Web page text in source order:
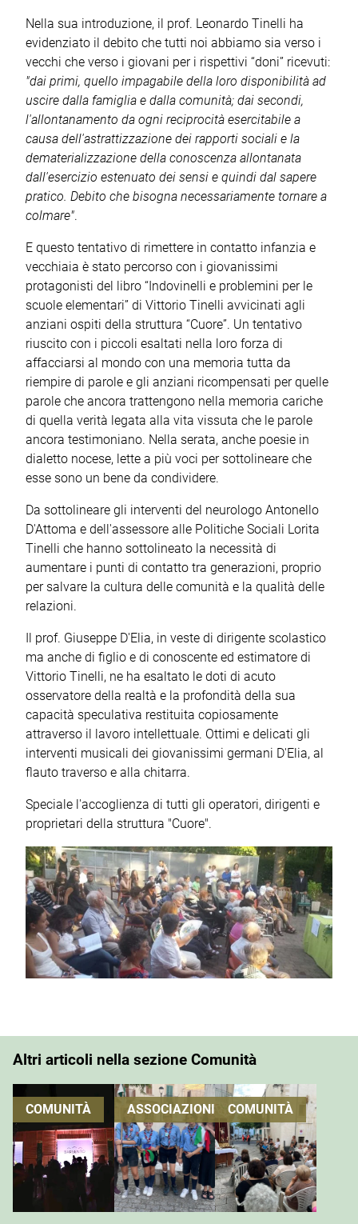
Nella sua introduzione, il prof. Leonardo Tinelli ha
evidenziato il debito che tutti noi abbiamo sia verso i
vecchi che verso i giovani per i rispettivi “doni” ricevuti:
"dai primi, quello impagabile della loro disponibilità ad
uscire dalla famiglia e dalla comunità; dai secondi,
l'allontanamento da ogni reciprocità esercitabile a
causa dell'astrattizzazione dei rapporti sociali e la
dematerializzazione della conoscenza allontanata
dall'esercizio estenuato dei sensi e quindi dal sapere
pratico. Debito che bisogna necessariamente tornare a
colmare".
E questo tentativo di rimettere in contatto infanzia e
vecchiaia è stato percorso con i giovanissimi
protagonisti del libro “Indovinelli e problemini per le
scuole elementari” di Vittorio Tinelli avvicinati agli
anziani ospiti della struttura “Cuore”. Un tentativo
riuscito con i piccoli esaltati nella loro forza di
affacciarsi al mondo con una memoria tutta da
riempire di parole e gli anziani ricompensati per quelle
parole che ancora trattengono nella memoria cariche
di quella verità legata alla vita vissuta che le parole
ancora testimoniano. Nella serata, anche poesie in
dialetto nocese, lette a più voci per sottolineare che
esse sono un bene da condividere.
Da sottolineare gli interventi del neurologo Antonello
D'Attoma e dell'assessore alle Politiche Sociali Lorita
Tinelli che hanno sottolineato la necessità di
aumentare i punti di contatto tra generazioni, proprio
per salvare la cultura delle comunità e la qualità delle
relazioni.
Il prof. Giuseppe D'Elia, in veste di dirigente scolastico
ma anche di figlio e di conoscente ed estimatore di
Vittorio Tinelli, ne ha esaltato le doti di acuto
osservatore della realtà e la profondità della sua
capacità speculativa restituita copiosamente
attraverso il lavoro intellettuale. Ottimi e delicati gli
interventi musicali dei giovanissimi germani D'Elia, al
flauto traverso e alla chitarra.
Speciale l'accoglienza di tutti gli operatori, dirigenti e
proprietari della struttura "Cuore".
Altri articoli nella sezione Comunità
COMUNITÀ ASSOCIAZIONI COMUNITÀ